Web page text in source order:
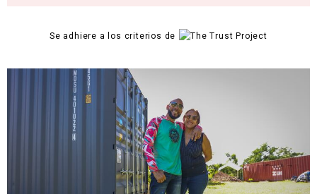
Se adhiere a los criterios de